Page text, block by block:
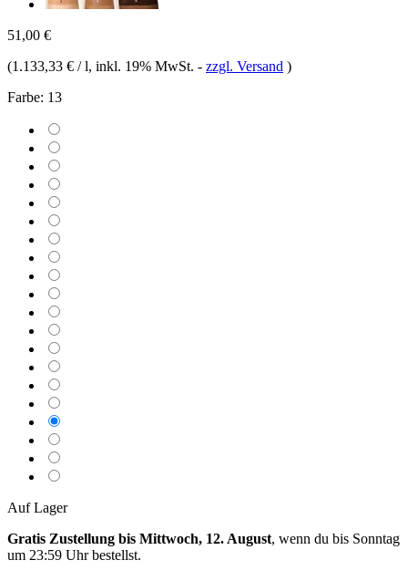
51,00 €
(1.133,33 € / l, inkl. 19% MwSt. - zzgl. Versand )
Farbe: 13
Auf Lager
Gratis Zustellung bis Mittwoch, 12. August, wenn du bis Sonntag
um 23:59 Uhrbestellst.